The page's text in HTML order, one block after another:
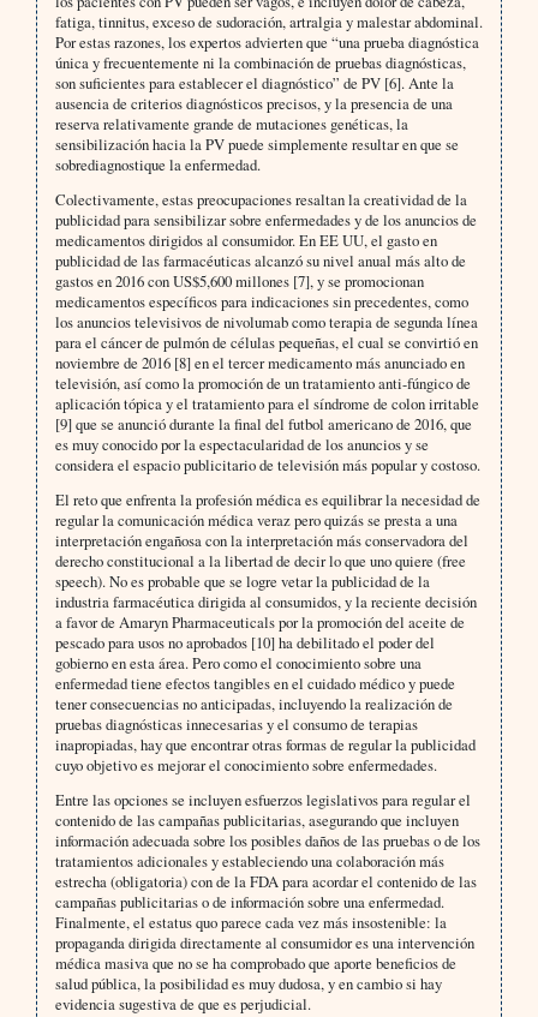
fatiga, tinnitus, exceso de sudoración, artralgia y malestar abdominal.
Por estas razones, los expertos advierten que “una prueba diagnóstica
única y frecuentemente ni la combinación de pruebas diagnósticas,
son suficientes para establecer el diagnóstico” de PV [6]. Ante la
ausencia de criterios diagnósticos precisos, y la presencia de una
reserva relativamente grande de mutaciones genéticas, la
sensibilización hacia la PV puede simplemente resultar en que se
sobrediagnostique la enfermedad.
Colectivamente, estas preocupaciones resaltan la creatividad de la
publicidad para sensibilizar sobre enfermedades y de los anuncios de
medicamentos dirigidos al consumidor. En EE UU, el gasto en
publicidad de las farmacéuticas alcanzó su nivel anual más alto de
gastos en 2016 con US$5,600 millones [7], y se promocionan
medicamentos específicos para indicaciones sin precedentes, como
los anuncios televisivos de nivolumab como terapia de segunda línea
para el cáncer de pulmón de células pequeñas, el cual se convirtió en
noviembre de 2016 [8] en el tercer medicamento más anunciado en
televisión, así como la promoción de un tratamiento anti-fúngico de
aplicación tópica y el tratamiento para el síndrome de colon irritable
[9] que se anunció durante la final del futbol americano de 2016, que
es muy conocido por la espectacularidad de los anuncios y se
considera el espacio publicitario de televisión más popular y costoso.
El reto que enfrenta la profesión médica es equilibrar la necesidad de
regular la comunicación médica veraz pero quizás se presta a una
interpretación engañosa con la interpretación más conservadora del
derecho constitucional a la libertad de decir lo que uno quiere (free
speech). No es probable que se logre vetar la publicidad de la
industria farmacéutica dirigida al consumidos, y la reciente decisión
a favor de Amaryn Pharmaceuticals por la promoción del aceite de
pescado para usos no aprobados [10] ha debilitado el poder del
gobierno en esta área. Pero como el conocimiento sobre una
enfermedad tiene efectos tangibles en el cuidado médico y puede
tener consecuencias no anticipadas, incluyendo la realización de
pruebas diagnósticas innecesarias y el consumo de terapias
inapropiadas, hay que encontrar otras formas de regular la publicidad
cuyo objetivo es mejorar el conocimiento sobre enfermedades.
Entre las opciones se incluyen esfuerzos legislativos para regular el
contenido de las campañas publicitarias, asegurando que incluyen
información adecuada sobre los posibles daños de las pruebas o de los
tratamientos adicionales y estableciendo una colaboración más
estrecha (obligatoria) con de la FDA para acordar el contenido de las
campañas publicitarias o de información sobre una enfermedad.
Finalmente, el estatus quo parece cada vez más insostenible: la
propaganda dirigida directamente al consumidor es una intervención
médica masiva que no se ha comprobado que aporte beneficios de
salud pública, la posibilidad es muy dudosa, y en cambio si hay
evidencia sugestiva de que es perjudicial.